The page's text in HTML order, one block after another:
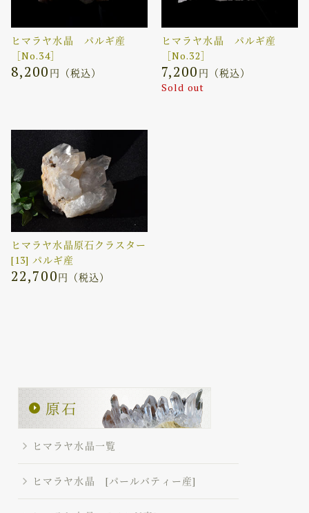
ヒマラヤ水晶 パルギ産
［No.34］
8,200 円（税込）
ヒマラヤ水晶 パルギ産
［No.32］
7,200 円（税込）
Sold out
ヒマラヤ水晶原石クラスター
[13] パルギ産
22,700円（税込）
ヒマラヤ水晶一覧
ヒマラヤ水晶 [パールバティー産]